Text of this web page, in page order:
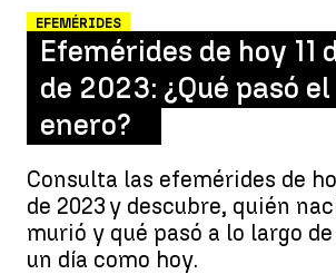
EFEMÉRIDES
Efemérides de hoy 11
de 2023: ¿Qué pasó el
enero?
Consulta las efemérides de
de 2023 y descubre, quién
murió y qué pasó a lo largo
un día como hoy.